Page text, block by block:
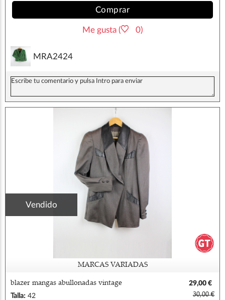
Comprar
Me gusta ( 0)
MRA2424
Vendido
MARCAS VARIADAS
blazer mangas abullonadas vintage
vanidas 42
29,00 €
Talla: 42 30,00 €